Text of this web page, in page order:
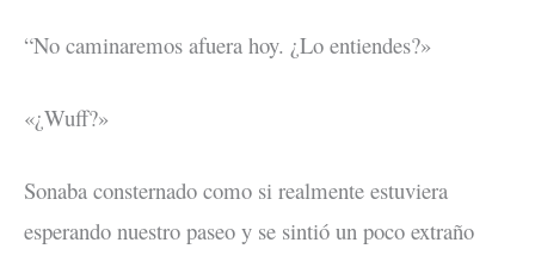
“No caminaremos afuera hoy. ¿Lo entiendes?»
«¿Wuff?»
Sonaba consternado como si realmente estuviera
esperando nuestro paseo y se sintió un poco extraño